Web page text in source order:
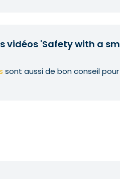
vidéos 'Safety with a
sont aussi de bon conseil